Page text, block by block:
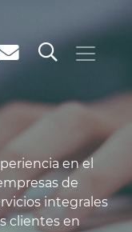
en el
de
integrales
clientes en